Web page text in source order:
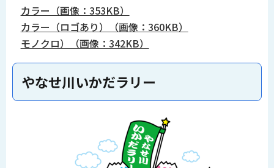
カラー（画像：353KB）
カラー（ロゴあり）（画像：360KB）
モノクロ）（画像：342KB）
やなせ川いかだラリー